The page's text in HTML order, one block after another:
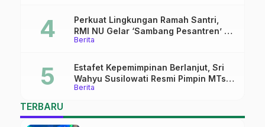
Berita
Perkuat Lingkungan Ramah Santri,
RMI NU Gelar ‘Sambang Pesantren’ di
Pati
Berita
Estafet Kepemimpinan Berlanjut, Sri
Wahyu Susilowati Resmi Pimpin MTs
Ma’arif Sapuran
TERBARU